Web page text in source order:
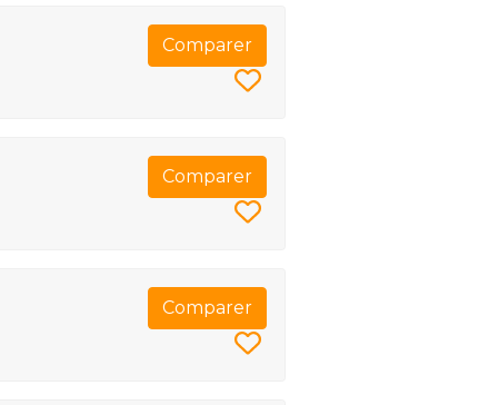
Comparer
Comparer
Comparer